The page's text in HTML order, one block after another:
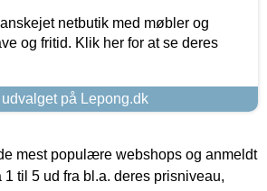
netbutik med møbler og
og fritid. Klik her for at se deres
på Lepong.dk
mest populære webshops og anmeldt
1 til 5 ud fra bl.a. deres prisniveau,